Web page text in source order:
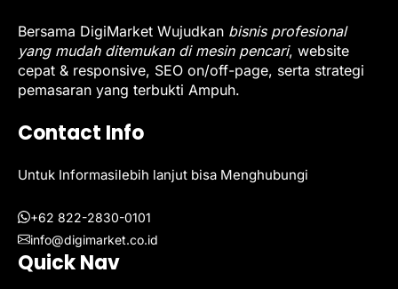
Bersama DigiMarket Wujudkan bisnis profesional
yang mudah ditemukan di mesin pencari, website
cepat & responsive, SEO on/off-page, serta strategi
pemasaran yang terbukti Ampuh.
Contact Info
Untuk Informasilebih lanjut bisa Menghubungi
+62 822-2830-0101
info@digimarket.co.id
Quick Nav